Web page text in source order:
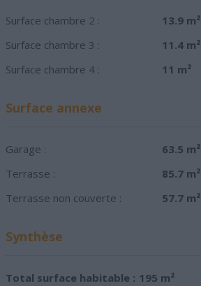
Surface chambre 2 :
13.9 m²
Surface chambre 3 :
11.4 m²
Surface chambre 4 :
11 m²
Surface annexe
Garage :
63.5 m²
Terrasse :
85.7 m²
Terrasse non couverte :
57.7 m²
Synthèse
Total surface habitable : 195 m²